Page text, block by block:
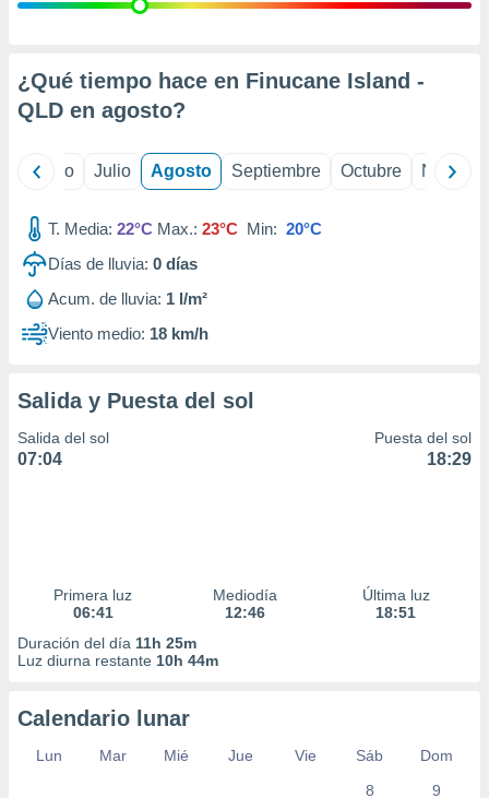
e
mediante
de
1199
¿Qué tiempo hace en Finucane Island -
QLD en agosto?
Junio Julio Agosto Septiembre Octubre
T. Media: 22°C Max.: 23°C Min: 20°C
Días de lluvia: 0 días
Acum. de lluvia: 1 l/m²
Viento medio: 18 km/h
Salida y Puesta del sol
Salida del sol
07:04
Puesta del sol
18:29
Primera luz
06:41
Mediodía
12:46
Última luz
18:51
Duración del día 11h 25m
Luz diurna restante 10h 44m
Calendario lunar
Lun Mar Mié Jue Vie Sáb
Dom
8
9